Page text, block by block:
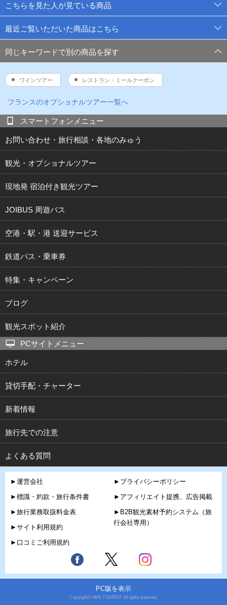
こちらを見た人が見ている商品
最近ご覧いただいた商品はこちら
同じキーワードで別の商品を探す
ワインツアー レストラン・ミールクーポン
フランスのオプショナルツアー一覧へ
スマートフォンメニュー
お問い合わせ・旅行相談・各地のみゅう
観光・オプショナルツアー
現地発 宿泊付き観光ツアー
JOIBUS 周遊バス
空港・駅・港 送迎サービス
鉄道パス・乗車券
特集・キャンペーン
ブログ
観光スポット紹介
PCサイトメニュー
ホテル
貸切手配・チャーター
新着情報
旅行先での注意
よくある質問
►運営会社
►標識・約款・旅行条件書
►旅行業務取扱料金表
►サイト利用規約
►口コミご利用規約
►プライバシーポリシー
►アフィリエイト提携、広告掲載
►B2B観光素材予約システム（旅
行会社専用）
PC版を表示
Copyright© MIKI TOURIST All rights reserved.